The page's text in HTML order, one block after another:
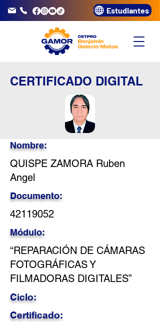
3320072 Estudiantes
CERTIFICADO DIGITAL
Nombre:
QUISPE ZAMORA Ruben
Angel
Documento:
42119052
Módulo:
“REPARACIÓN DE CÁMARAS
FOTOGRÁFICAS Y
FILMADORAS DIGITALES”
Ciclo:
Certificado: